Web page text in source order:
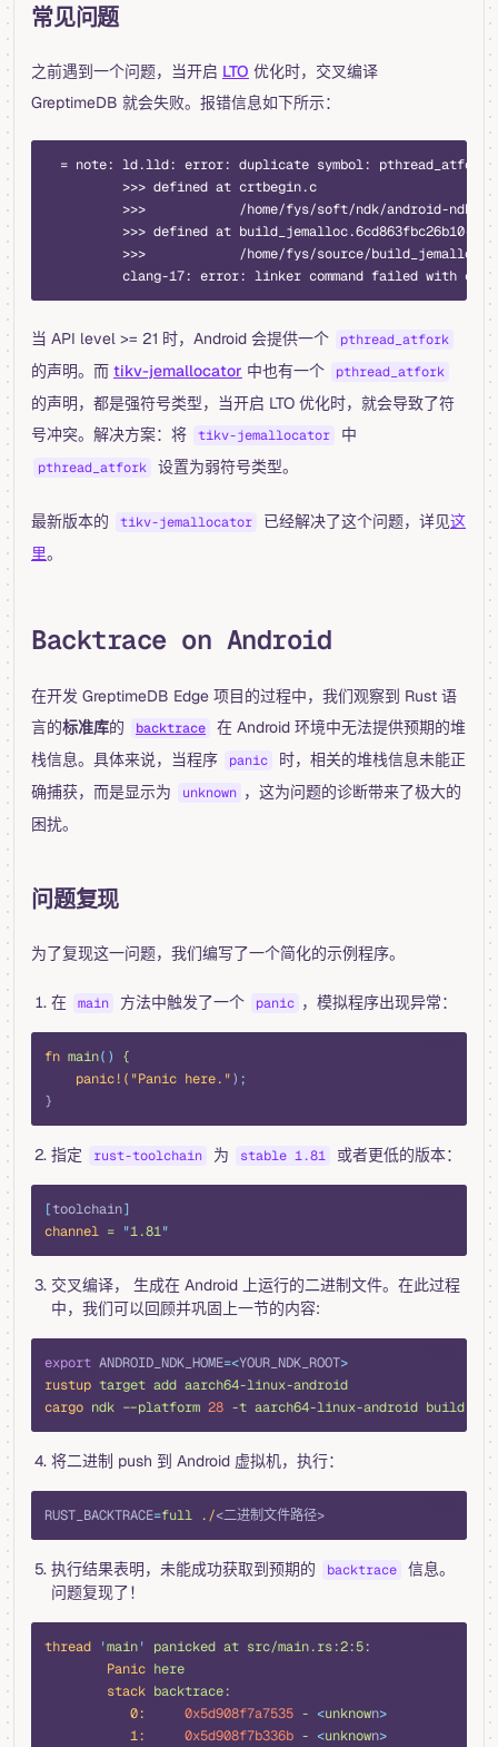
常见问题
之前遇到一个问题，当开启 LTO 优化时，交叉编译
GreptimeDB 就会失败。报错信息如下所示：
  = note: ld.lld: error: duplicate symbol: pthread_atfork
          >>> defined at crtbegin.c
>>>            /home/fys/soft/ndk/android-ndk-
>>> defined at build_jemalloc.6cd863fbc26b10-
>>>            /home/fys/source/
clang-17: error: linker command failed with
当 API level >= 21 时，Android 会提供一个 pthread_atfork
的声明。而 tikv-jemallocator 中也有一个 pthread_atfork
的声明，都是强符号类型，当开启 LTO 优化时，就会导致了符
号冲突。解决方案：将
tikv-jemallocator 中
pthread_atfork 设置为弱符号类型。
最新版本的 tikv-jemallocator 已经解决了这个问题，详见这
里。
Backtrace on Android
在开发 GreptimeDB Edge 项目的过程中，我们观察到 Rust 语
言的标准库的 backtrace
在 Android 环境中无法提供预期的堆
栈信息。具体来说，当程序
panic
时，相关的堆栈信息未能正
确捕获，而是显示为
unknown ，这为问题的诊断带来了极大的
困扰。
问题复现
为了复现这一问题，我们编写了一个简化的示例程序。
在 main 方法中触发了一个 panic ，模拟程序出现异常：
fn main()
{
    panic!(
"Panic here.") ;
}
指定 rust-toolchain 为 stable 1.81 或者更低的版本：
[toolchain]
channel = "1.81"
交叉编译， 生成在 Android 上运行的二进制文件。在此过程
中，我们可以回顾并巩固上一节的内容:
export ANDROID_NDK_HOME=<YOUR_NDK_ROOT>
rustup target add aarch64-linux-android
cargo ndk --platform 28 -t aarch64-linux-android build --
将二进制 push 到 Android 虚拟机，执行：
RUST_BACKTRACE=full ./<二进制文件路径>
执行结果表明，未能成功获取到预期的 backtrace
信息。
问题复现了！
thread 'main' panicked at src/main.rs:2:5:
        Panic
here
        stack
backtrace:
           0:
     0x5d908f7a7535
- <unknown>
           1:
     0x5d908f7b336b
- <unknown>